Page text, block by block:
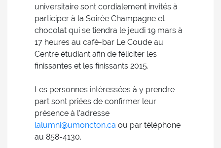
universitaire sont cordialement invités à
participer à la Soirée Champagne et
chocolat qui se tiendra le jeudi 19 mars à
17 heures au café-bar Le Coude au
Centre étudiant afin de féliciter les
finissantes et les finissants 2015.
Les personnes intéressées à y prendre
part sont priées de confirmer leur
présence à l’adresse
lalumni@umoncton.ca ou par téléphone
au 858-4130.